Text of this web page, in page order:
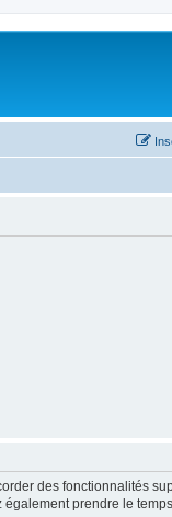
des fonctionnalités
prendre le